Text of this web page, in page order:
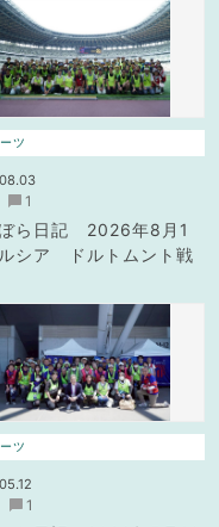
ツ
1
ら日記 2026年8月1
シア ドルトムント戦
ツ
1